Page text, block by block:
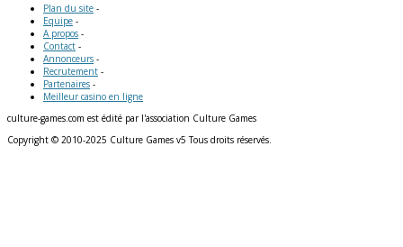
Plan du site -
Equipe -
A propos -
Contact -
Annonceurs -
Recrutement -
Partenaires -
Meilleur casino en ligne
culture-games.com est édité par l'association Culture Games
Copyright © 2010-2025 Culture Games v5 Tous droits réservés.